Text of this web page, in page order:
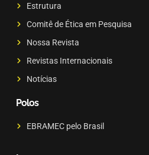
Estrutura
Comitê de Ética em Pesquisa
Nossa Revista
Revistas Internacionais
Notícias
Polos
EBRAMEC pelo Brasil